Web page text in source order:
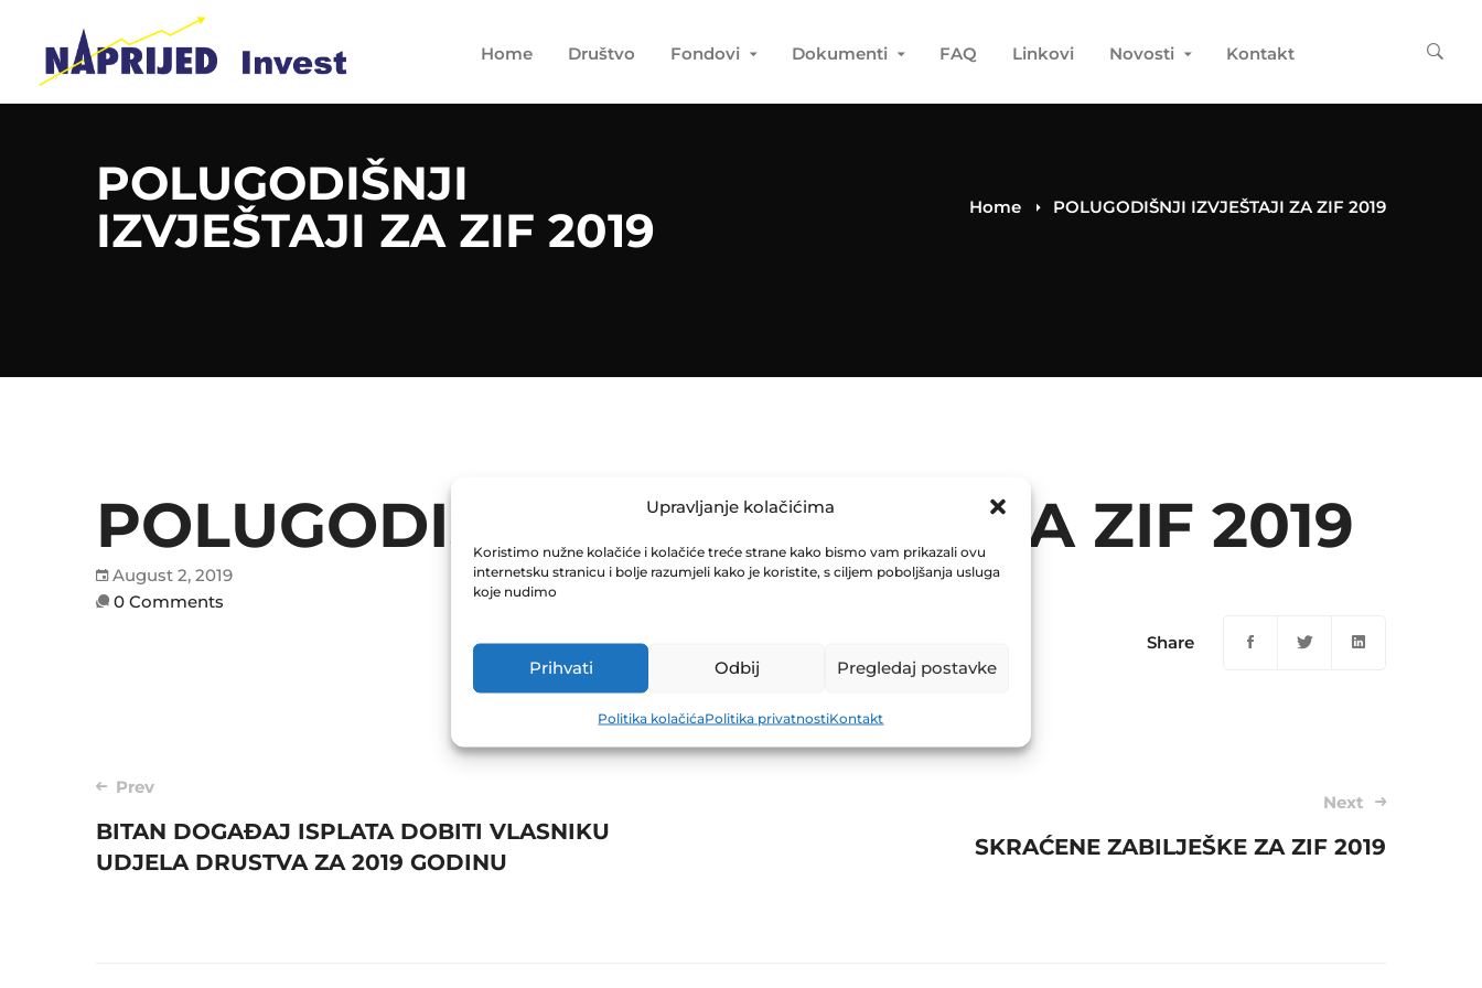
Upravljanje kolačićima
Koristimo nužne kolačiće i kolačiće treće strane kako bismo vam prikazali ovu
internetsku stranicu i bolje razumjeli kako je koristite, s ciljem poboljšanja usluga
koje nudimo
Prihvati Odbij Pregledaj postavke
Politika kolačićaPolitika privatnostiKontakt
Home Društvo Fondovi Dokumenti FAQ Linkovi Novosti Kontakt
POLUGODIŠNJI
IZVJEŠTAJI ZA ZIF 2019
Home POLUGODIŠNJI IZVJEŠTAJI ZA ZIF 2019
POLUGODIŠNJI IZVJEŠTAJI ZA ZIF 2019
August 2, 2019
0 Comments
Share
Post
navigation
Prev
BITAN DOGAĐAJ ISPLATA DOBITI VLASNIKU
UDJELA DRUSTVA ZA 2019 GODINU
Next
SKRAĆENE ZABILJEŠKE ZA ZIF 2019